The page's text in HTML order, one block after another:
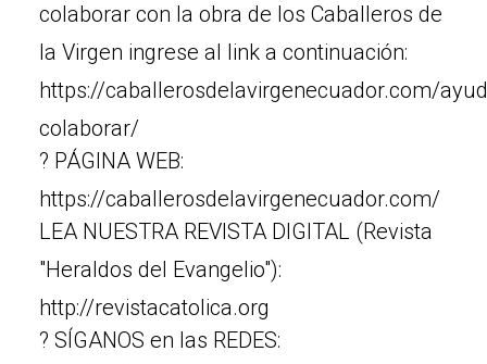
colaborar con la obra de los Caballeros de
la Virgen ingrese al link a continuación:
https://caballerosdelavirgenecuador.com/
colaborar/
? PÁGINA WEB:
https://caballerosdelavirgenecuador.com/
LEA NUESTRA REVISTA DIGITAL (Revista
"Heraldos del Evangelio"):
http://revistacatolica.org
? SÍGANOS en las REDES: